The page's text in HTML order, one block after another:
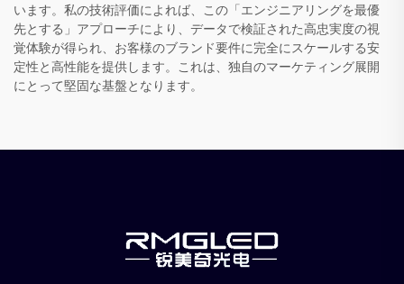
います。私の技術評価によれば、この「エンジニアリングを最優
先とする」アプローチにより、データで検証された高忠実度の視
覚体験が得られ、お客様のブランド要件に完全にスケールする安
定性と高性能を提供します。これは、独自のマーケティング展開
にとって堅固な基盤となります。